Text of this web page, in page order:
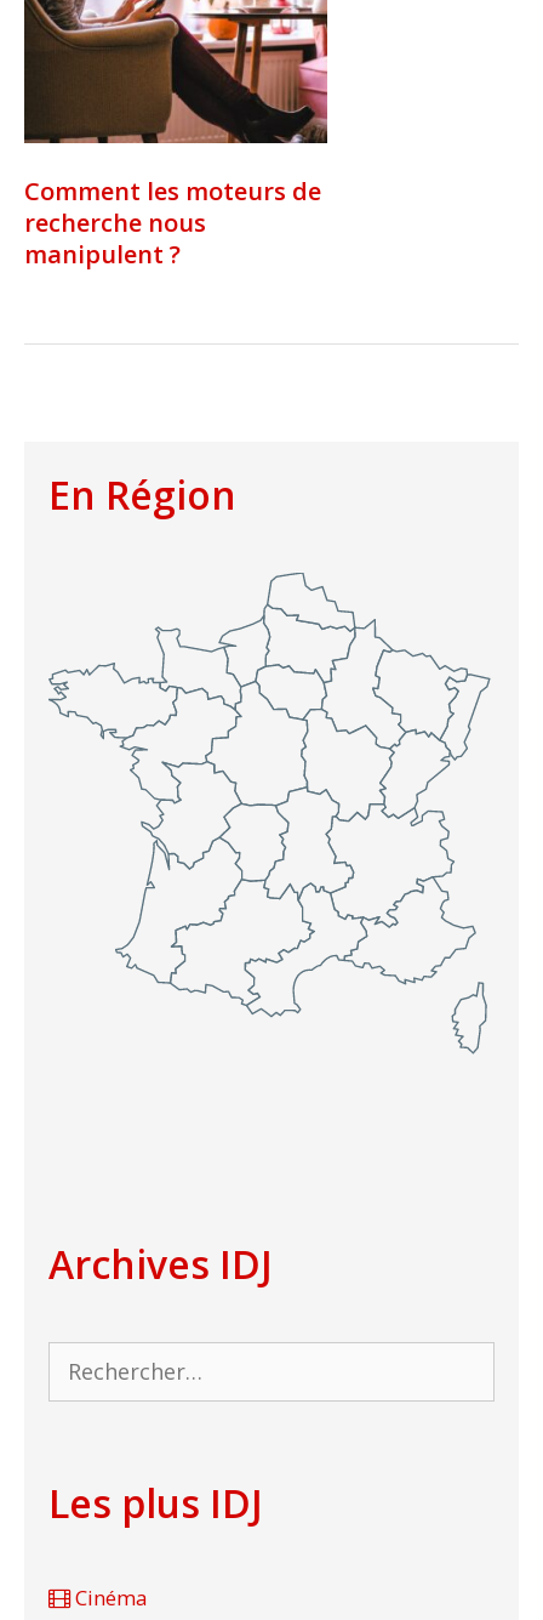
Comment les moteurs de
recherche nous
manipulent ?
En Région
Archives IDJ
Rechercher :
Les plus IDJ
Cinéma